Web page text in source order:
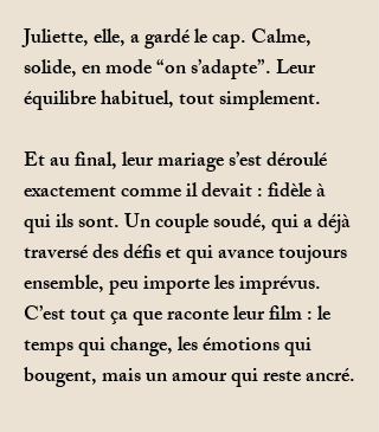
Juliette, elle, a gardé le cap. Calme,
solide, en mode “on s’adapte”. Leur
équilibre habituel, tout simplement.
Et au final, leur mariage s’est déroulé
exactement comme il devait : fidèle à
qui ils sont. Un couple soudé, qui a déjà
traversé des défis et qui avance toujours
ensemble, peu importe les imprévus.
C’est tout ça que raconte leur film : le
temps qui change, les émotions qui
bougent, mais un amour qui reste ancré.